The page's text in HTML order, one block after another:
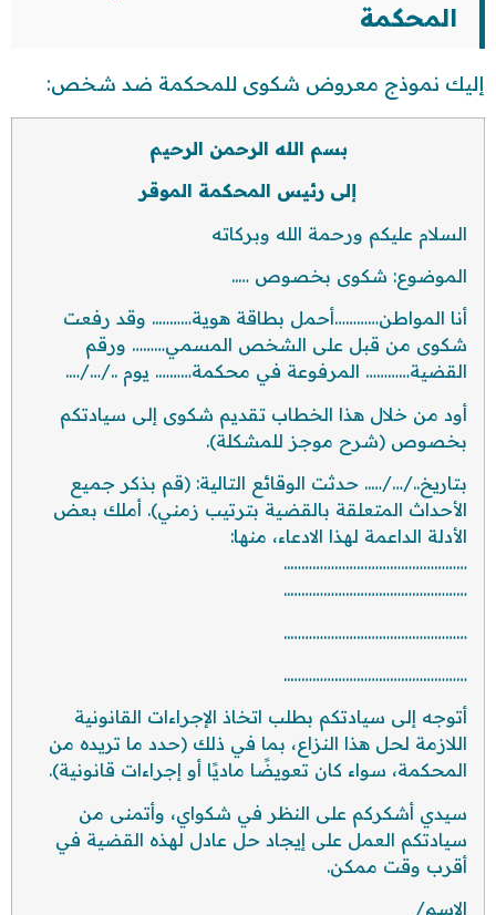
المحكمة
إليك نموذج معروض شكوى للمحكمة ضد شخص:
بسم الله الرحمن الرحيم
إلى رئيس المحكمة الموقر
السلام عليكم ورحمة الله وبركاته
الموضوع: شكوى بخصوص …..
أنا المواطن…………أحمل بطاقة هوية……….. وقد رفعت
شكوى من قبل على الشخص المسمي……… ورقم
القضية………… المرفوعة في محكمة………. يوم ../…/….
أود من خلال هذا الخطاب تقديم شكوى إلى سيادتكم
بخصوص (شرح موجز للمشكلة).
بتاريخ../…/….. حدثت الوقائع التالية: (قم بذكر جميع
الأحداث المتعلقة بالقضية بترتيب زمني). أملك بعض
الأدلة الداعمة لهذا الادعاء، منها:
…………………………………………..
…………………………………………..
…………………………………………..
…………………………………………..
أتوجه إلى سيادتكم بطلب اتخاذ الإجراءات القانونية
اللازمة لحل هذا النزاع، بما في ذلك (حدد ما تريده من
المحكمة، سواء كان تعويضًا ماديًا أو إجراءات قانونية).
سيدي أشكركم على النظر في شكواي، وأتمنى من
سيادتكم العمل على إيجاد حل عادل لهذه القضية في
أقرب وقت ممكن.
الاسم/